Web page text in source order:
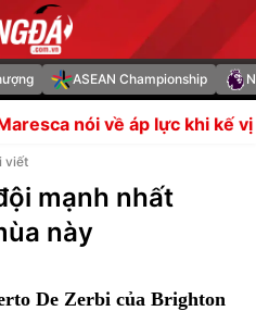
ASEAN Championship
kế vị Pep Guardiola Lộ
viết
mạnh nhất
này
De Zerbi của Brighton